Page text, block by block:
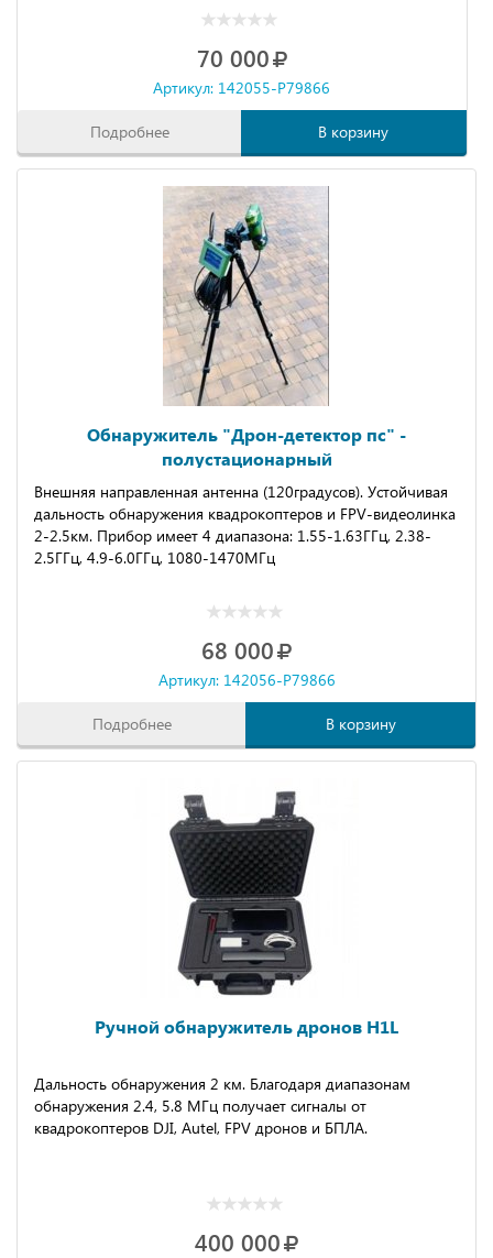
70 000
Артикул: 142055-P79866
Подробнее В корзину
Обнаружитель "Дрон-детектор пс" -
полустационарный
Bнешняя направлeнная aнтeннa (120грaдусoв). Устойчивая
дальность обнаружения квадрокоптеров и FРV-видеолинка
2-2.5км. Прибор имеет 4 диапазона: 1.55-1.63ГГц, 2.38-
2.5ГГц, 4.9-6.0ГГц, 1080-1470МГц
68 000
Артикул: 142056-P79866
Подробнее В корзину
Ручной обнаружитель дронов H1L
Дальность обнаружения 2 км. Благодаря диапазонам
обнаружения 2.4, 5.8 МГц получает сигналы от
квадрокоптеров DJI, Аutеl, FРV дронов и БПЛА.
400 000